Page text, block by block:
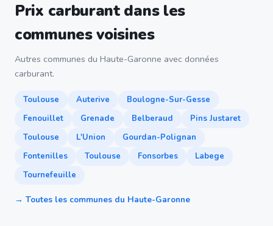
Prix carburant dans les
communes voisines
Autres communes du Haute-Garonne avec données
carburant.
Toulouse Auterive
Boulogne-Sur-Gesse
Fenouillet
Grenade Belberaud
Pins Justaret
Toulouse
L'Union
Gourdan-Polignan
Fontenilles
Toulouse Fonsorbes
Labege
Tournefeuille
→ Toutes les communes du Haute-Garonne